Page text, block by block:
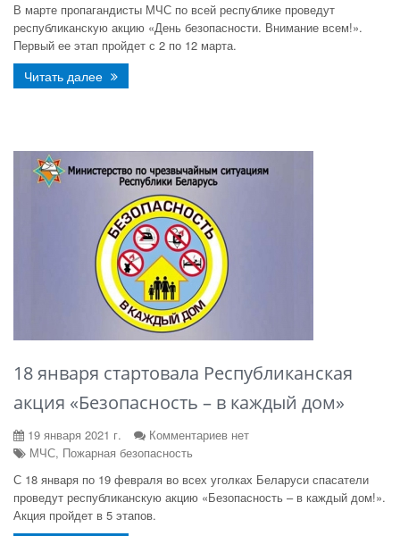
В марте пропагандисты МЧС по всей республике проведут
республиканскую акцию «День безопасности. Внимание всем!».
Первый ее этап пройдет с 2 по 12 марта.
Читать далее
18 января стартовала Республиканская
акция «Безопасность – в каждый дом»
19 января 2021 г.
Комментариев нет
МЧС, Пожарная безопасность
С 18 января по 19 февраля во всех уголках Беларуси спасатели
проведут республиканскую акцию «Безопасность – в каждый дом!».
Акция пройдет в 5 этапов.